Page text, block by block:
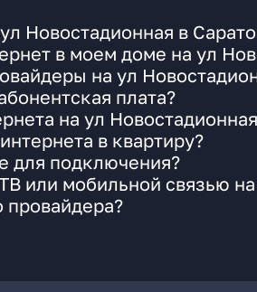
Новостадионная в
в моем доме на ул
на ул
плата?
на ул
в квартиру?
для подключения?
или мобильной связью
провайдера?